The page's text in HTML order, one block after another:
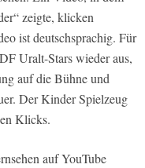
zeigte, klicken
ist deutschsprachig. Für
Uralt-Stars wieder aus,
auf die Bühne und
Der Kinder Spielzeug
Klicks.
auf YouTube